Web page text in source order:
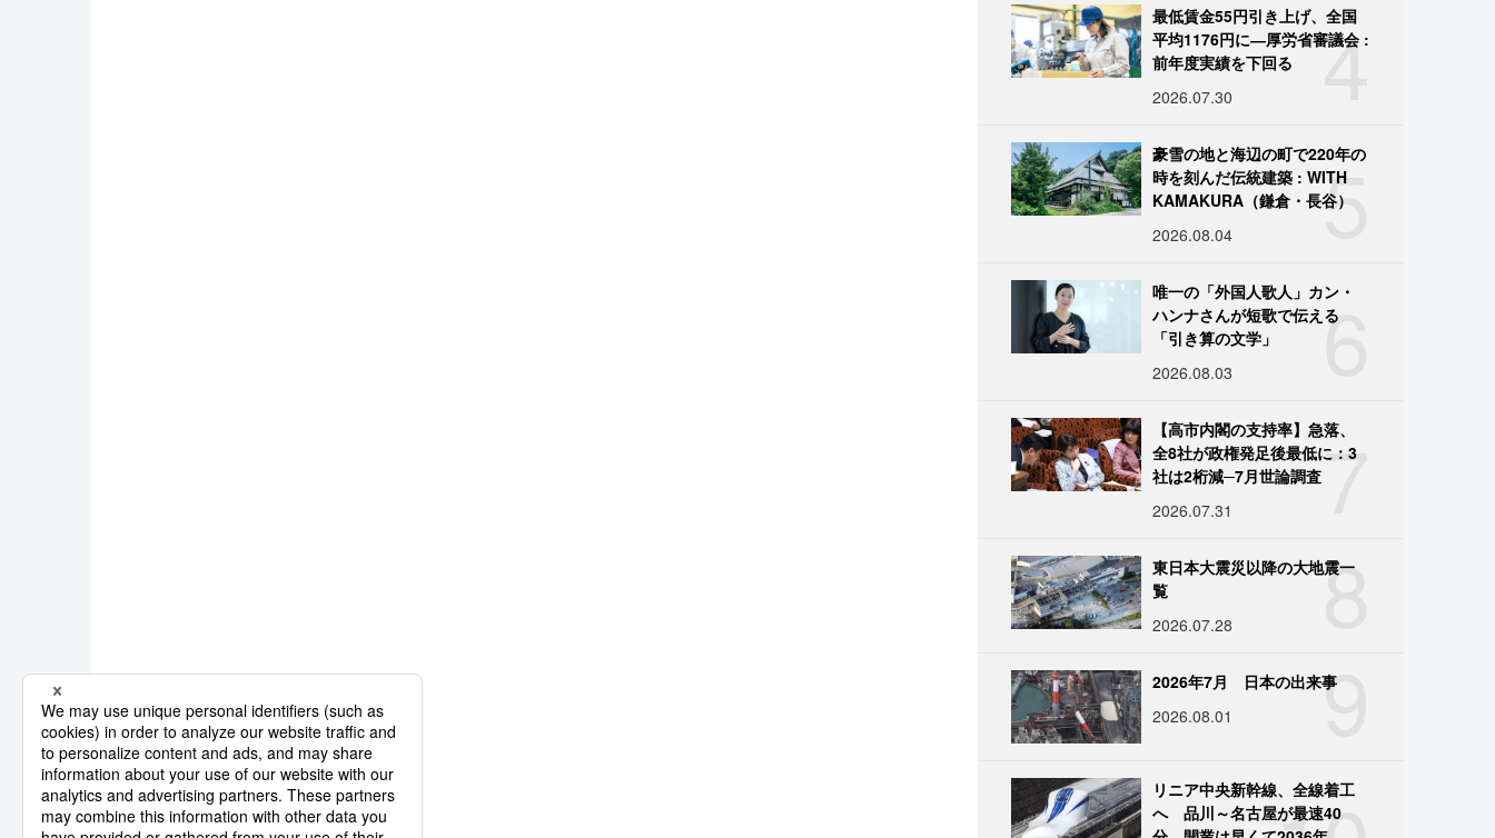
4
最低賃金55円引き上げ、全国
平均1176円に―厚労省審議会 :
前年度実績を下回る
2026.07.30
5
豪雪の地と海辺の町で220年の
時を刻んだ伝統建築 : WITH
KAMAKURA（鎌倉・長谷）
2026.08.04
6
唯一の「外国人歌人」カン・
ハンナさんが短歌で伝える
「引き算の文学」
2026.08.03
7
【高市内閣の支持率】急落、
全8社が政権発足後最低に：3
社は2桁減─7月世論調査
2026.07.31
8
東日本大震災以降の大地震一
覧
2026.07.28
9
2026年7月 日本の出来事
2026.08.01
リニア中央新幹線、全線着工
へ 品川～名古屋が最速40